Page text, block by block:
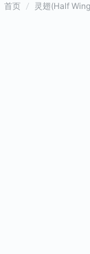
首页 灵翅(Half